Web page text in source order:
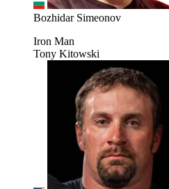
Bozhidar Simeonov
Iron Man
Tony Kitowski